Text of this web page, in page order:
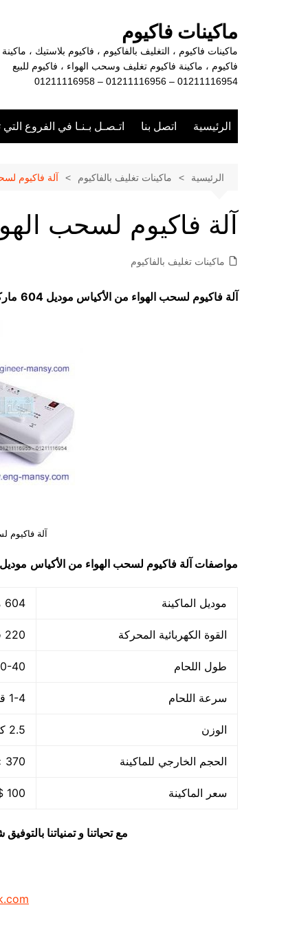
ماكينات فاكيوم
ماكينات فاكيوم ، التغليف بالفاكيوم ، فاكيوم بلاستيك ، ماكينة
فاكيوم ، ماكينة فاكيوم تغليف وسحب الهواء ، فاكيوم للبيع
01211116954 – 01211116956 – 01211116958
الرئيسية اتصل بنا اتـصـل بـنـا في الفروع
الرئيسية ماكينات تغليف بالفاكيوم آلة فاكيوم
آلة فاكيوم لسحب
ماكينات تغليف بالفاكيوم
آلة فاكيوم لسحب الهواء من الأكياس موديل 604
آلة فاكيوم
مواصفات آلة فاكيوم لسحب الهواء من الأكياس موديل 604
موديل الماكينة 604 ماركة مهندس منسي
القوة الكهربائية المحركة 220 فولت – 50هرتز
طول اللحام 30-40
سرعة اللحام 1-4 قطعة/الدقيقة
الوزن 2.5 كجم
الحجم الخارجي للماكينة 370 × 140 × 73 مم
سعر الماكينة 100 $ او ما يعادله بالجنيه المصرى
مع تحياتنا و تمنياتنا